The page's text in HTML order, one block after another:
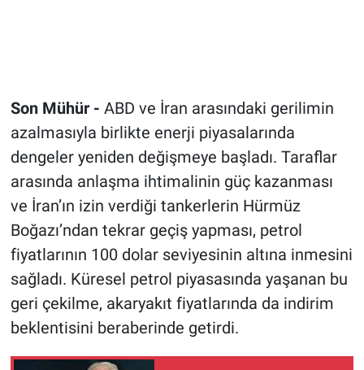
Son Mühür - ABD ve İran arasındaki gerilimin
azalmasıyla birlikte enerji piyasalarında
dengeler yeniden değişmeye başladı. Taraflar
arasında anlaşma ihtimalinin güç kazanması
ve İran’ın izin verdiği tankerlerin Hürmüz
Boğazı’ndan tekrar geçiş yapması, petrol
fiyatlarının 100 dolar seviyesinin altına inmesini
sağladı. Küresel petrol piyasasında yaşanan bu
geri çekilme, akaryakıt fiyatlarında da indirim
beklentisini beraberinde getirdi.